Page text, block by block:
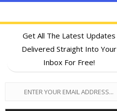
Get All The Latest Updates
Delivered Straight Into Your
Inbox For Free!